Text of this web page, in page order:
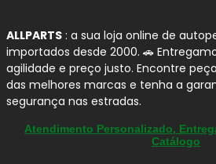
ALLPARTS : a sua loja online de
importados desde 2000. 🚗
agilidade e preço justo. Encontre
das melhores marcas e tenha a
segurança nas estradas.
Atendimento Personalizado,
Catálogo